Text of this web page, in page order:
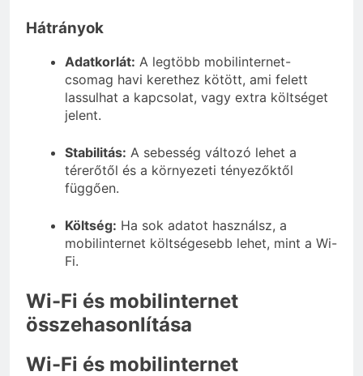
Hátrányok
Adatkorlát: A legtöbb mobilinternet-
csomag havi kerethez kötött, ami felett
lassulhat a kapcsolat, vagy extra költséget
jelent.
Stabilitás: A sebesség változó lehet a
térerőtől és a környezeti tényezőktől
függően.
Költség: Ha sok adatot használsz, a
mobilinternet költségesebb lehet, mint a Wi-
Fi.
Wi-Fi és mobilinternet
összehasonlítása
Wi-Fi és mobilinternet